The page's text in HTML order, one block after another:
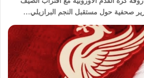
صحفية حول مستقبل النجم البرازيلي…